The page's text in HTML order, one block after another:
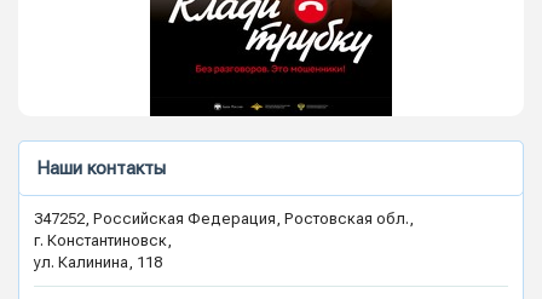
Наши контакты
347252, Российская Федерация, Ростовская обл.,
г. Константиновск,
ул. Калинина, 118